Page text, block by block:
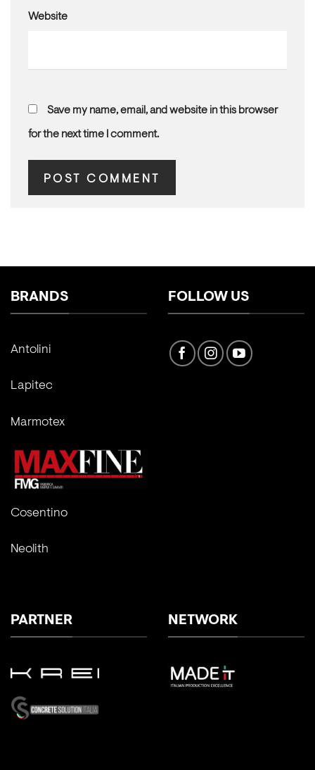
Website
Save my name, email, and website in this browser
for the next time I comment.
BRANDS
Antolini
Lapitec
Marmotex
Cosentino
Neolith
FOLLOW US
PARTNER NETWORK